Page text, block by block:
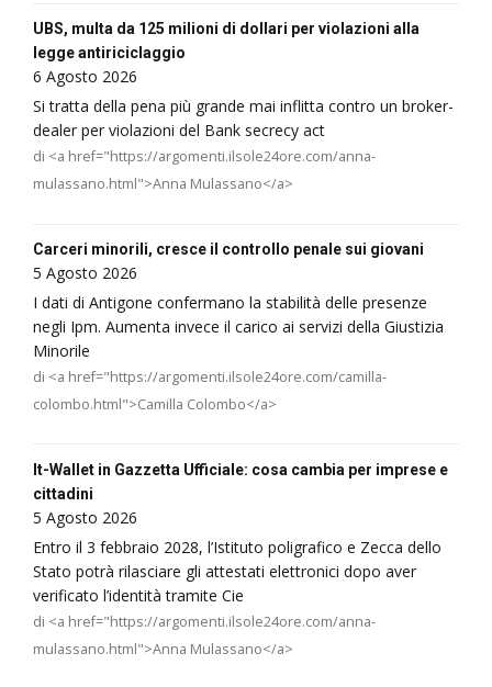
UBS, multa da 125 milioni di dollari per violazioni alla
legge antiriciclaggio
6 Agosto 2026
Si tratta della pena più grande mai inflitta contro un broker-
dealer per violazioni del Bank secrecy act
di <a href="https://argomenti.ilsole24ore.com/anna-
mulassano.html">Anna Mulassano</a>
Carceri minorili, cresce il controllo penale sui giovani
5 Agosto 2026
I dati di Antigone confermano la stabilità delle presenze
negli Ipm. Aumenta invece il carico ai servizi della Giustizia
Minorile
di <a href="https://argomenti.ilsole24ore.com/camilla-
colombo.html">Camilla Colombo</a>
It-Wallet in Gazzetta Ufficiale: cosa cambia per imprese e
cittadini
5 Agosto 2026
Entro il 3 febbraio 2028, l’Istituto poligrafico e Zecca dello
Stato potrà rilasciare gli attestati elettronici dopo aver
verificato l’identità tramite Cie
di <a href="https://argomenti.ilsole24ore.com/anna-
mulassano.html">Anna Mulassano</a>